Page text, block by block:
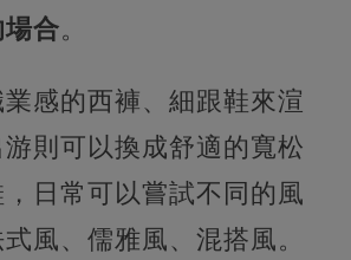
合。
感的西褲、細跟鞋來渲
則可以換成舒適的寬松
日常可以嘗試不同的風
風、儒雅風、混搭風。